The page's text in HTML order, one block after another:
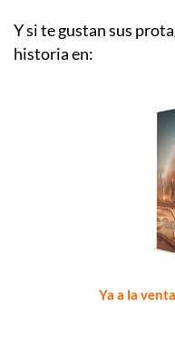
Y si te gustan sus
historia en:
Ya a la